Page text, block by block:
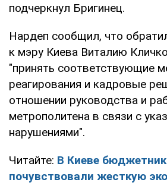
подчеркнул Бригинец.
Нардеп сообщил, что
к мэру Киева Виталию
"принять соответствующие
реагирования и кадровые
отношении руководства и
метрополитена в связи с
нарушениями".
Читайте: В Киеве
почувствовали жесткую